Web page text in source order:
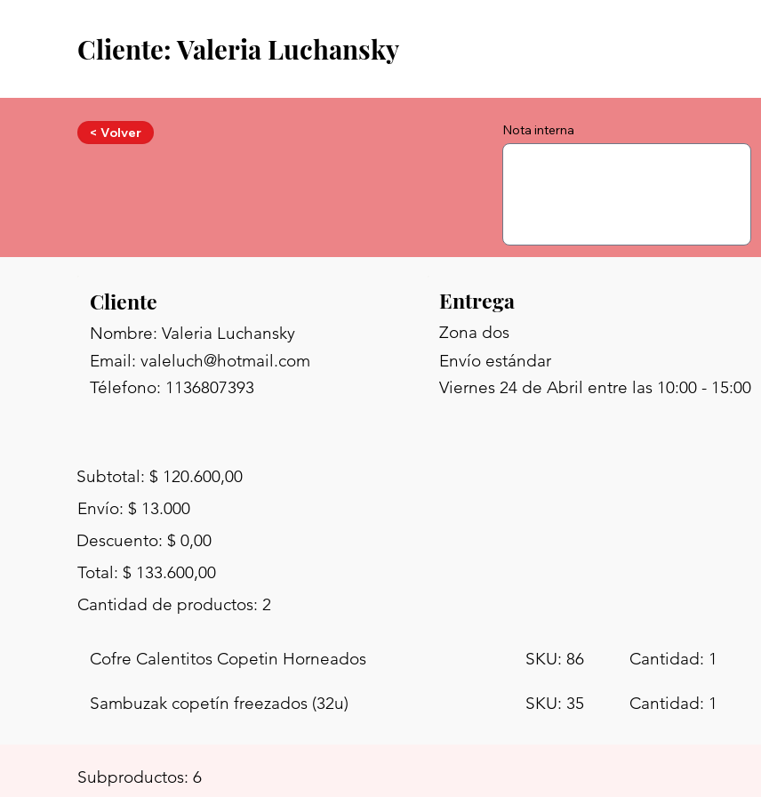
Cliente: Valeria Luchansky
< Volver Nota interna
Cliente
Email:valeluch@hotmail.com
Télefono: 1136807393
Nombre: Valeria Luchansky
Entrega
Zona dos
Envío estándar
Viernes 24 de Abril entre las 10:00 - 15:00
Subtotal: $ 120.600,00
Envío: $ 13.000
Descuento: $ 0,00
Total: $ 133.600,00
Cantidad de productos: 2
Cofre Calentitos Copetin Horneados SKU: 86 Cantidad: 1
Sambuzak copetín freezados (32u) SKU: 35 Cantidad: 1
Subproductos: 6